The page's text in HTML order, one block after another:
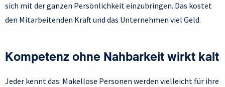
sich mit der ganzen Persönlichkeit einzubringen. Das kostet
den Mitarbeitenden Kraft und das Unternehmen viel Geld.
Kompetenz ohne Nahbarkeit wirkt kalt
Jeder kennt das: Makellose Personen werden vielleicht für ihre